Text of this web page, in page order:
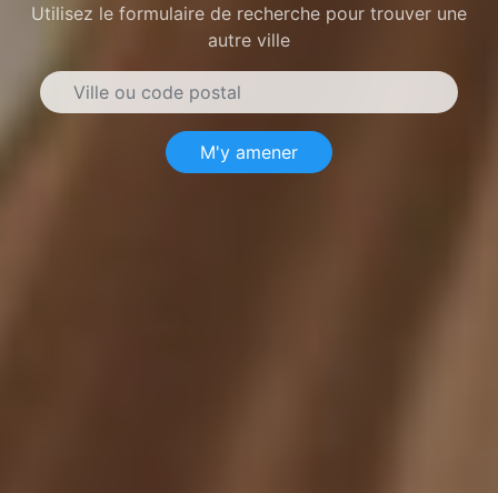
Utilisez le formulaire de recherche pour trouver une
autre ville
M'y amener